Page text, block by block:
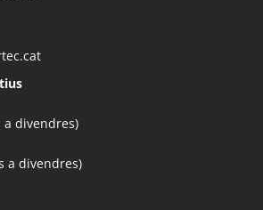
Empreses Albi
Albi
Empreses Albinyana
Albinyana
Empreses Albiol
Albiol
a divendres)
a divendres)